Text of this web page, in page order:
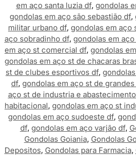
em aço santa luzia df, gondolas
gondolas em aço são sebastião df,
militar urbano df, gondolas em aço
aço sobradinho df, gondolas em
em aço st comercial df, gondolas
gondolas em aço st de chacaras
st de clubes esportivos df,
df, gondolas em aço st de
aço st de industria e
habitacional, gondolas em aço st
gondolas em aço sudoeste df,
df, gondolas em aço varjão df,
Gondolas Goiania, Gondolas
Depositos, Gondolas para Farmacia,